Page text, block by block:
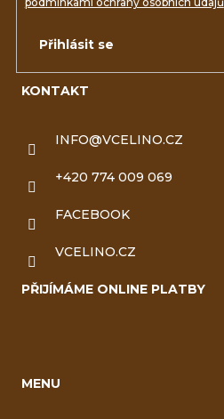
KONTAKT
INFO@VCELINO.CZ
+420 774 009 069
FACEBOOK
VCELINO.CZ
PŘIJÍMÁME ONLINE PLATBY
MENU
Přihlásit se